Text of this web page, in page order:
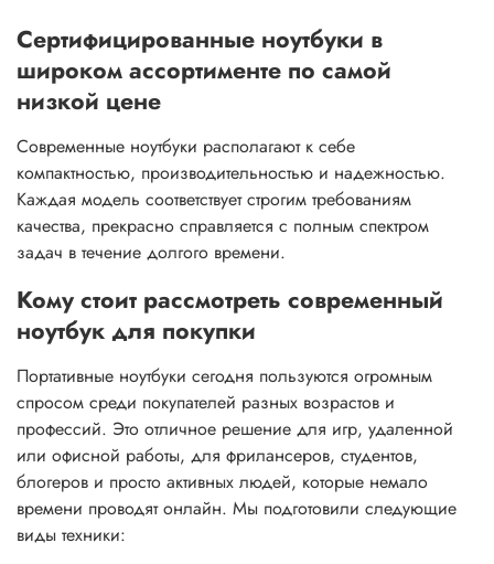
Сертифицированные ноутбуки в
широком ассортименте по самой
низкой цене
Современные ноутбуки располагают к себе
компактностью, производительностью и надежностью.
Каждая модель соответствует строгим требованиям
качества, прекрасно справляется с полным спектром
задач в течение долгого времени.
Кому стоит рассмотреть современный
ноутбук для покупки
Портативные ноутбуки сегодня пользуются огромным
спросом среди покупателей разных возрастов и
профессий. Это отличное решение для игр, удаленной
или офисной работы, для фрилансеров, студентов,
блогеров и просто активных людей, которые немало
времени проводят онлайн. Мы подготовили следующие
виды техники: